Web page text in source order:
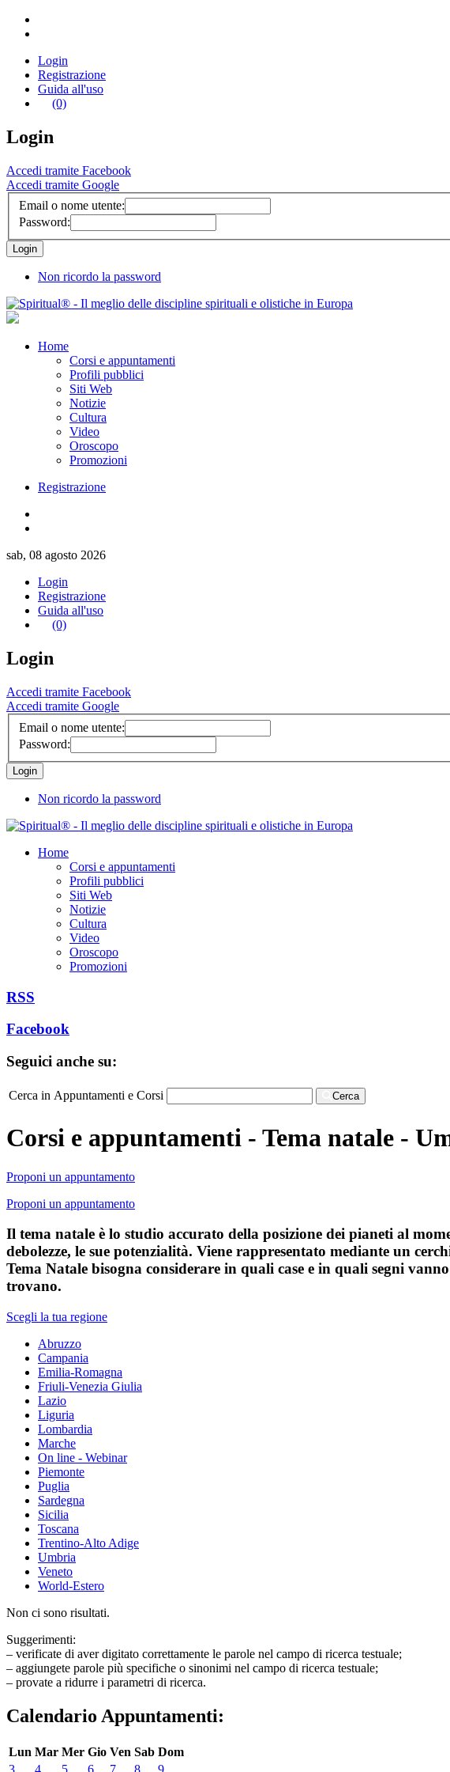
Login
Registrazione
Guida all'uso
(0)
Login
Accedi tramite Facebook
Accedi tramite Google
Email o nome utente:
Password:
Non ricordo la password
Home
Corsi e appuntamenti
Profili pubblici
Siti Web
Notizie
Cultura
Video
Oroscopo
Promozioni
Registrazione
sab, 08 agosto 2026
Login
Registrazione
Guida all'uso
(0)
Login
Accedi tramite Facebook
Accedi tramite Google
Email o nome utente:
Password:
Non ricordo la password
Home
Corsi e appuntamenti
Profili pubblici
Siti Web
Notizie
Cultura
Video
Oroscopo
Promozioni
RSS
Facebook
Seguici anche su:
Cerca in Appuntamenti e Corsi Cerca
Corsi e appuntamenti - Tema natale -
Proponi un appuntamento
Proponi un appuntamento
Il tema natale è lo studio accurato della posizione dei pianeti al
debolezze, le sue potenzialità. Viene rappresentato mediante un
Tema Natale bisogna considerare in quali case e in quali segni
trovano.
Scegli la tua regione
Abruzzo
Campania
Emilia-Romagna
Friuli-Venezia Giulia
Lazio
Liguria
Lombardia
Marche
On line - Webinar
Piemonte
Puglia
Sardegna
Sicilia
Toscana
Trentino-Alto Adige
Umbria
Veneto
World-Estero
Non ci sono risultati.
Suggerimenti:
– verificate di aver digitato correttamente le parole nel campo di ricerca testuale;
– aggiungete parole più specifiche o sinonimi nel campo di ricerca testuale;
– provate a ridurre i parametri di ricerca.
Calendario Appuntamenti:
Lun Mar Mer Gio Ven Sab Dom
3
4 5 6 7 8 9